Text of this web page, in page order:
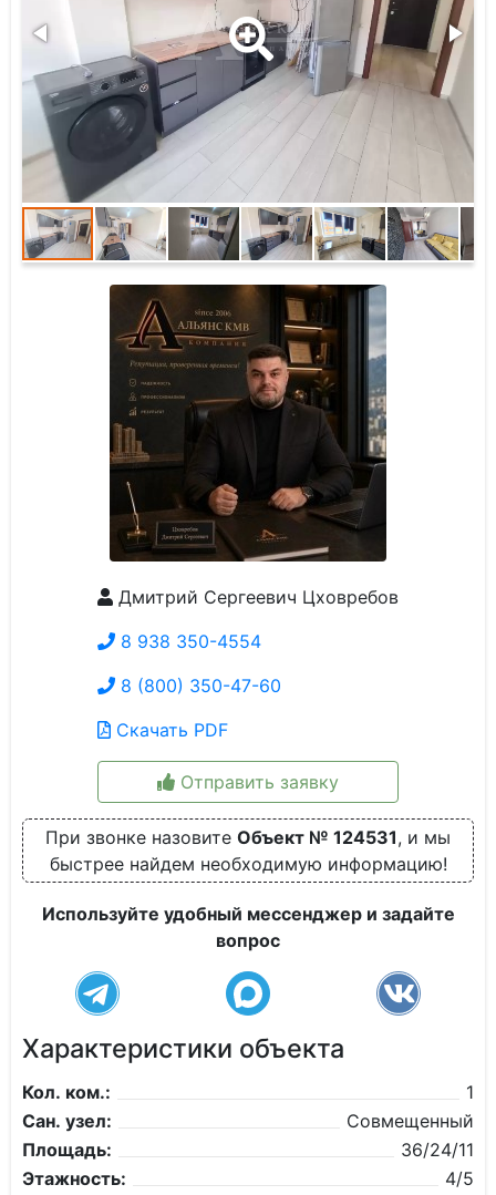
Дмитрий Сергеевич Цховребов
8 938 350-4554
8 (800) 350-47-60
Скачать PDF
Отправить заявку
При звонке назовите Объект № 124531, и мы
быстрее найдем необходимую информацию!
Используйте удобный мессенджер и задайте
вопрос
Характеристики объекта
Кол. ком.:
1
Сан. узел:
Совмещенный
Площадь:
36/24/11
Этажность:
4/5